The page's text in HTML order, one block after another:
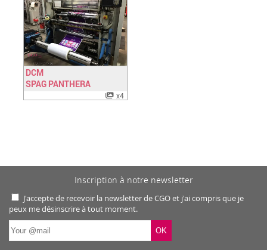
Have a look
DCM
SPAG PANTHERA
x4
Inscription à notre newsletter
J'accepte de recevoir la newsletter de CGO et j'ai compris que je
peux me désinscrire à tout moment.